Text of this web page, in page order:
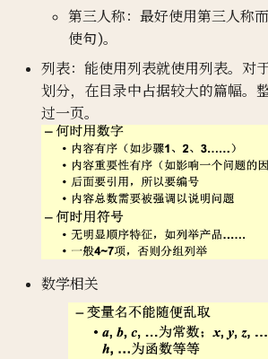
第三人称：最好使用第三人称
使句)。
列表：能使用列表就使用列表。对
划分，在目录中占据较大的篇幅。
过一页。
数学相关